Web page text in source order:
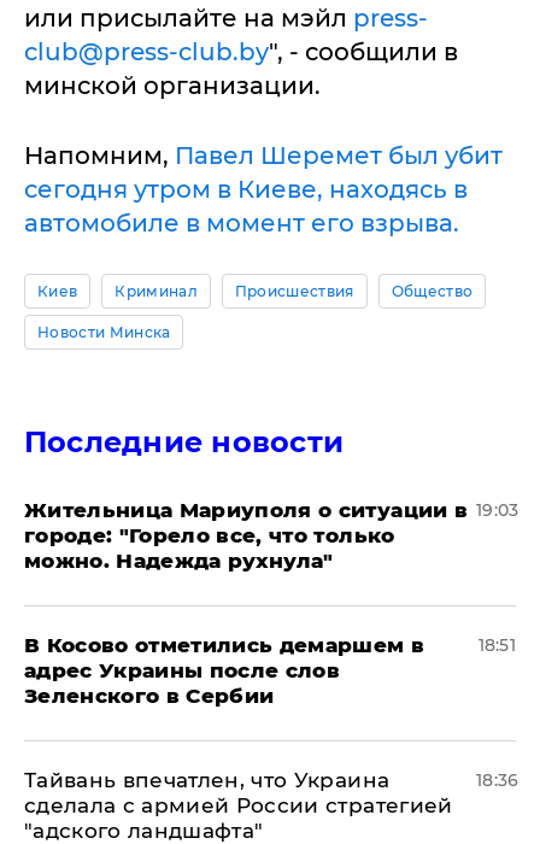
или присылайте на мэйл press-
club@press-club.by", - сообщили в
минской организации.
Напомним, Павел Шеремет был убит
сегодня утром в Киеве, находясь в
автомобиле в момент его взрыва.
Киев Криминал Происшествия Общество
Новости Минска
Последние новости
Жительница Мариуполя о ситуации в
городе: "Горело все, что только
можно. Надежда рухнула"
19:03
В Косово отметились демаршем в
адрес Украины после слов
Зеленского в Сербии
18:51
Тайвань впечатлен, что Украина
сделала с армией России стратегией
"адского ландшафта"
18:36